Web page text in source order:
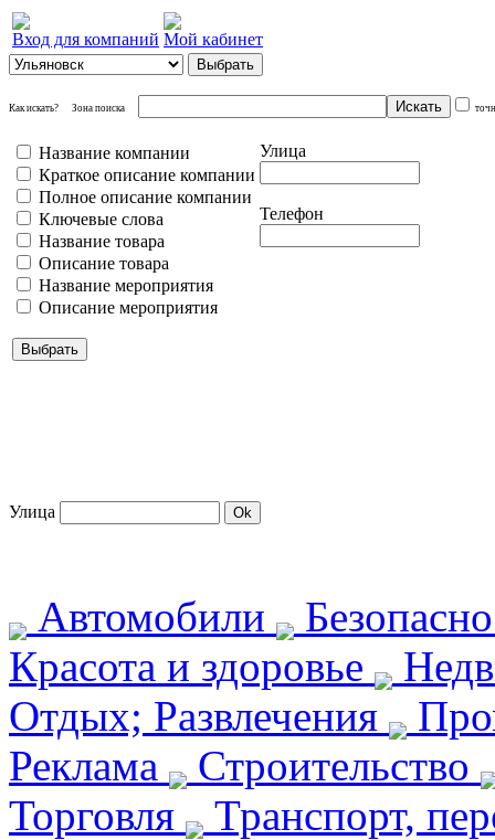
Вход для компаний Мой кабинет
Как искать? Зона поиска
Название компании
Краткое описание компании
Полное описание компании
Ключевые слова
Название товара
Описание товара
Название мероприятия
Описание мероприятия
Улица
Телефон
Улица
Автомобили
Красота и здоровье
Отдых; Развлечения
Реклама
Строительство
Торговля
Транспорт,